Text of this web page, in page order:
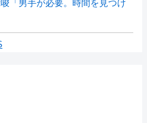
「男手が必要。時間を見つけ